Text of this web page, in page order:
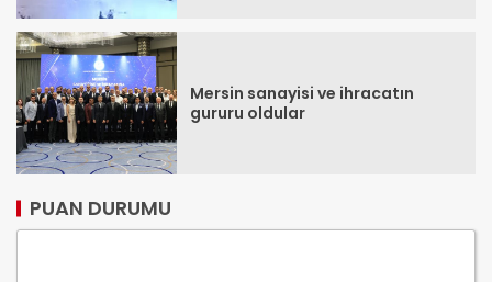
Mersin sanayisi ve ihracatın
gururu oldular
PUAN DURUMU